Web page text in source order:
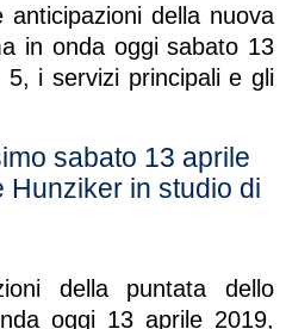
della nuova
in onda oggi sabato 13
i servizi principali e gli
sabato 13 aprile
Hunziker in studio di
della puntata dello
oggi 13 aprile 2019,